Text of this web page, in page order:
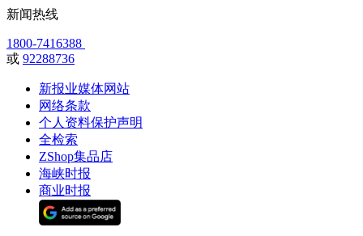
新闻热线
1800-7416388
或 92288736
新报业媒体网站
网络条款
个人资料保护声明
全检索
ZShop集品店
海峡时报
商业时报